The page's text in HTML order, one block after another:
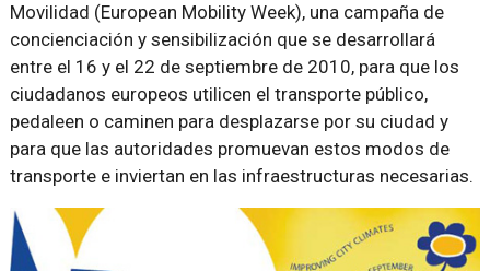
Movilidad (European Mobility Week), una campaña de
concienciación y sensibilización que se desarrollará
entre el 16 y el 22 de septiembre de 2010, para que los
ciudadanos europeos utilicen el transporte público,
pedaleen o caminen para desplazarse por su ciudad y
para que las autoridades promuevan estos modos de
transporte e inviertan en las infraestructuras necesarias.